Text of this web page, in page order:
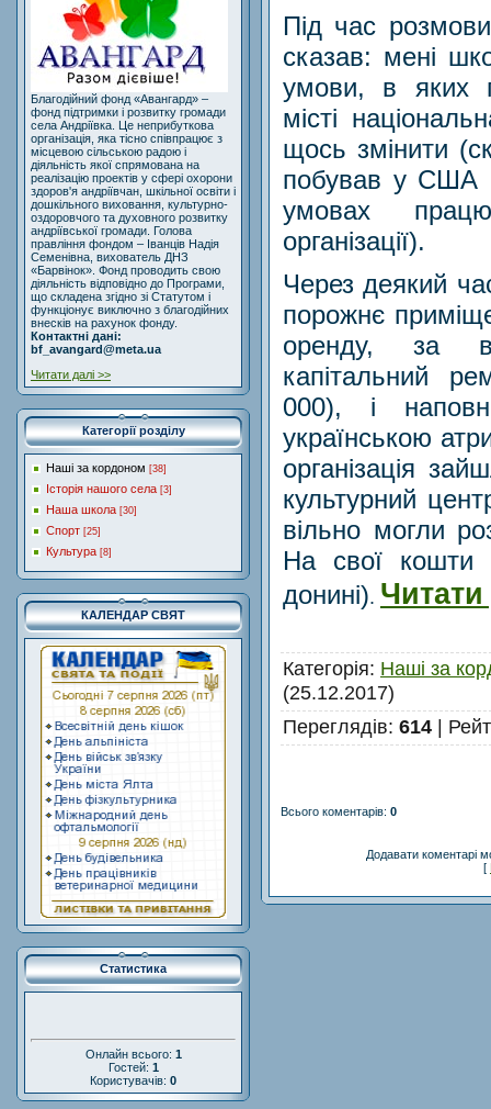
Благодійний фонд «Авангард» –
фонд підтримки і розвитку громади
села Андріївка. Це неприбуткова
організація, яка тісно співпрацює з
місцевою сільською радою і
діяльність якої спрямована на
реалізацію проектів у сфері охорони
здоров'я андріївчан, шкільної освіти і
дошкільного виховання, культурно-
оздоровчого та духовного розвитку
андріївської громади. Голова
правління фондом – Іванців Надія
Семенівна, вихователь ДНЗ
«Барвінок». Фонд проводить свою
діяльність відповідно до Програми,
що складена згідно зі Статутом і
функціонує виключно з благодійних
внесків на рахунок фонду.
Контактні дані:
bf_avangard@meta.ua
Читати далі >>
Категорії розділу
Наші за кордоном [38]
Історія нашого села [3]
Наша школа [30]
Спорт [25]
Культура [8]
КАЛЕНДАР СВЯТ
Статистика
Онлайн всього: 1
Гостей: 1
Користувачів: 0
Під час
сказав: мені
умови, в яких
місті
щось змінити
побував у США
умовах
організації).
Через деякий
порожнє
оренду, за
капітальний
000), і
українською
організація
культурний
вільно могли
На свої кошти
донині). Читати
Категорія: Наші за
(25.12.2017)
Переглядів: 614 |
Всього коментарів: 0
Додавати коментарі
[